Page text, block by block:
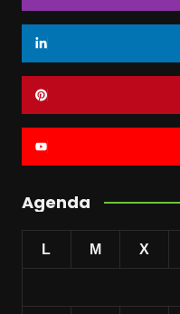
Agenda
L M X